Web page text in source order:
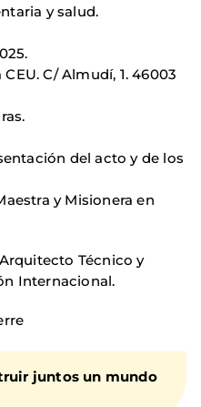
y salud.
C/ Almudí, 1. 46003
del acto y de los
y Misionera en
Técnico y
Internacional.
juntos un mundo